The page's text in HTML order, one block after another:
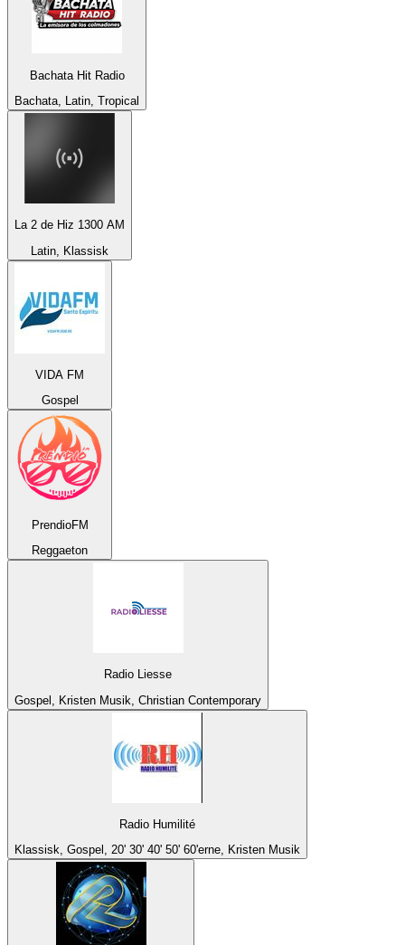
Bachata Hit Radio
Bachata, Latin, Tropical
La 2 de Hiz 1300 AM
Latin, Klassisk
VIDA FM
Gospel
PrendioFM
Reggaeton
Radio Liesse
Gospel, Kristen Musik, Christian Contemporary
Radio Humilité
Klassisk, Gospel, 20' 30' 40' 50' 60'erne, Kristen Musik